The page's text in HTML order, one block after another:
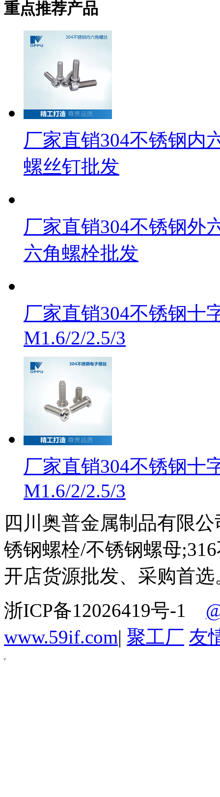
重点推荐产品
厂家直销304不锈钢内
螺丝钉批发
厂家直销304不锈钢外
六角螺栓批发
厂家直销304不锈钢十
M1.6/2/2.5/3
厂家直销304不锈钢十
M1.6/2/2.5/3
四川奥普金属制品有限
锈钢螺栓/不锈钢螺母
开店货源批发、采购首选
浙ICP备12026419号-1
www.59if.com| 聚工厂 友